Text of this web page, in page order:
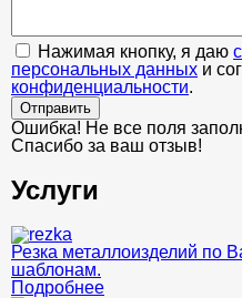
Нажимая кнопку, я даю
персональных данных и
конфиденциальности.
Отправить
Ошибка! Не все поля
Спасибо за ваш отзыв!
Услуги
Резка металлоизделий по
шаблонам.
Подробнее